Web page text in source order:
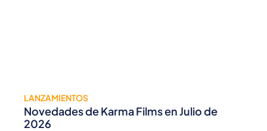
LANZAMIENTOS
Novedades de Karma Films en Julio de
2026